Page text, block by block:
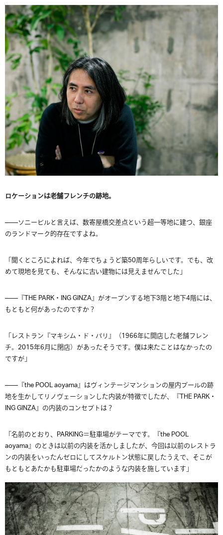
ロケーションは老舗フレンチの跡地。
——ソニービルと言えば、数寄屋橋交差点という超一等地に建つ、銀座
のランドマーク的存在ですよね。
「聞くところによれば、今年でちょうど築50周年らしいです。でも、改
めて現地を見ても、そんなに古い建物には見えませんでした」
——『THE PARK・ING GINZA』がオープンする地下3階と地下4階には、
もともと何があったのですか？
「レストラン『マキシム・ド・パリ』（1966年に開店した老舗フレン
チ。2015年6月に閉店）があったそうです。僕は来たことはなかったの
ですが」
——『the POOL aoyama』はヴィンテージマンションの屋内プールの跡
地を生かしてリノヴェーションした内装が特徴でしたが、『THE PARK・
ING GINZA』の内装のコンセプトは？
「名前のとおり、PARKING＝駐車場がテーマです。『the POOL
aoyama』のときは以前の内装を活かしましたが、今回は以前のレストラ
ンの内装をいったんゼロにしてスケルトン状態に戻したうえで、そこが
もともとあたかも駐車場だったかのような内装を施しています」